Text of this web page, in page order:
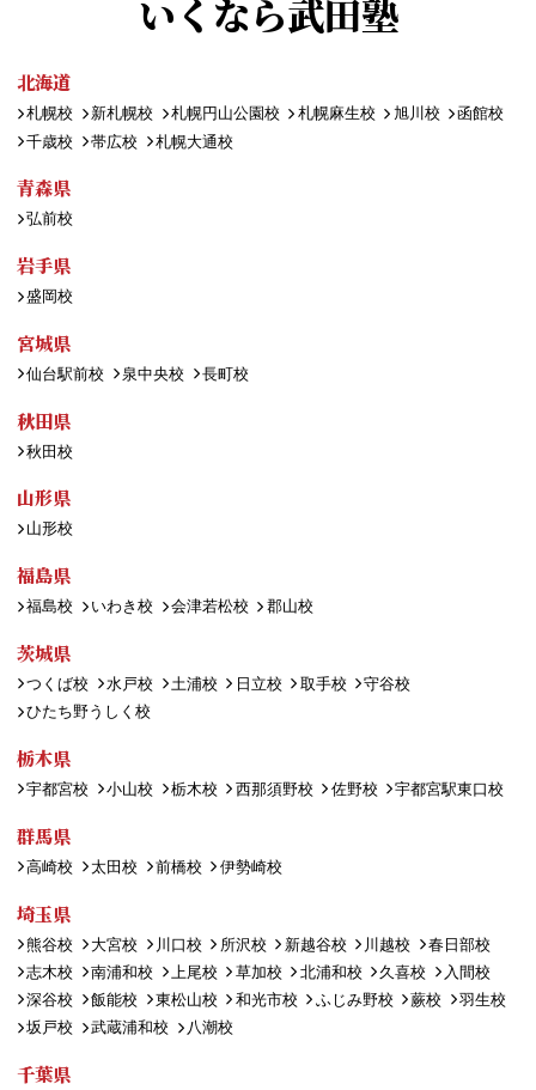
いくなら武田塾
北海道
札幌校 新札幌校 札幌円山公園校 札幌麻生校 旭川校
函館校
千歳校
帯広校 札幌大通校
青森県
弘前校
岩手県
盛岡校
宮城県
仙台駅前校 泉中央校 長町校
秋田県
秋田校
山形県
山形校
福島県
福島校 いわき校 会津若松校 郡山校
茨城県
つくば校 水戸校 土浦校 日立校 取手校
守谷校
ひたち野うしく校
栃木県
宇都宮校 小山校 栃木校 西那須野校 佐野校 宇都宮駅東口校
群馬県
高崎校 太田校 前橋校 伊勢崎校
埼玉県
熊谷校 大宮校 川口校 所沢校 新越谷校 川越校
春日部校
志木校
南浦和校 上尾校 草加校 北浦和校 久喜校
入間校
深谷校
飯能校 東松山校 和光市校 ふじみ野校 蕨校
羽生校
坂戸校
武蔵浦和校 八潮校
千葉県